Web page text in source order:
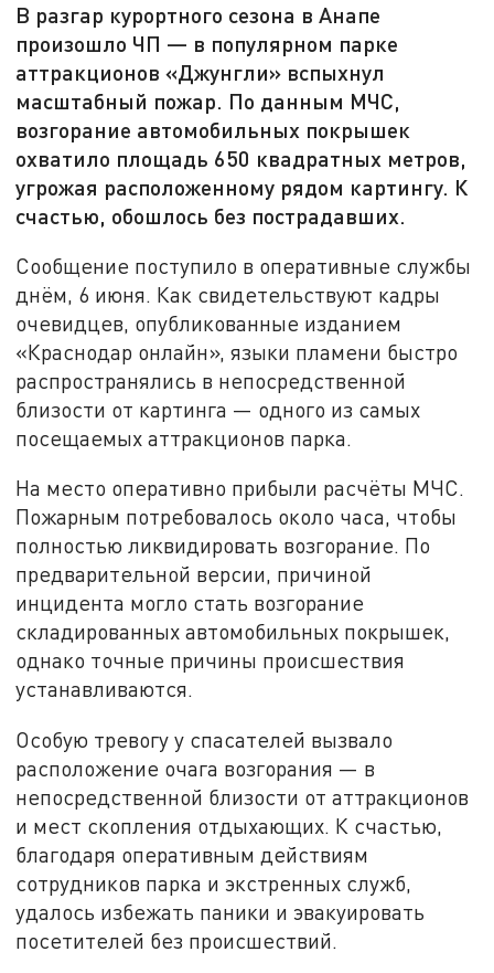
В разгар курортного сезона в Анапе
произошло ЧП — в популярном парке
аттракционов «Джунгли» вспыхнул
масштабный пожар. По данным МЧС,
возгорание автомобильных покрышек
охватило площадь 650 квадратных метров,
угрожая расположенному рядом картингу. К
счастью, обошлось без пострадавших.
Сообщение поступило в оперативные службы
днём, 6 июня. Как свидетельствуют кадры
очевидцев, опубликованные изданием
«Краснодар онлайн», языки пламени быстро
распространялись в непосредственной
близости от картинга — одного из самых
посещаемых аттракционов парка.
На место оперативно прибыли расчёты МЧС.
Пожарным потребовалось около часа, чтобы
полностью ликвидировать возгорание. По
предварительной версии, причиной
инцидента могло стать возгорание
складированных автомобильных покрышек,
однако точные причины происшествия
устанавливаются.
Особую тревогу у спасателей вызвало
расположение очага возгорания — в
непосредственной близости от аттракционов
и мест скопления отдыхающих. К счастью,
благодаря оперативным действиям
сотрудников парка и экстренных служб,
удалось избежать паники и эвакуировать
посетителей без происшествий.